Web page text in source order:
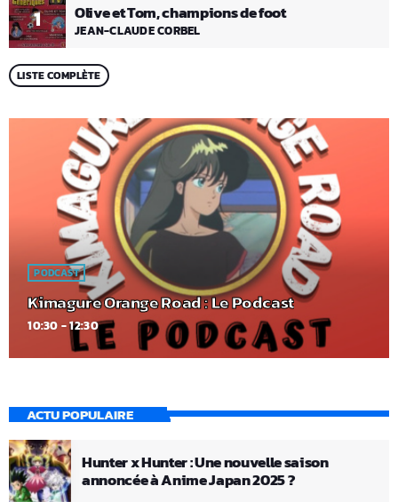
1 Olive et Tom, champions de foot
JEAN-CLAUDE CORBEL
LISTE COMPLÈTE
PODCAST
Kimagure Orange Road : Le Podcast
10:30 - 12:30
ACTU POPULAIRE
Hunter x Hunter : Une nouvelle saison
annoncée à Anime Japan 2025 ?